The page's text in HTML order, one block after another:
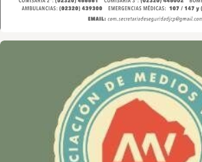
Asociación de Medios Vecinales